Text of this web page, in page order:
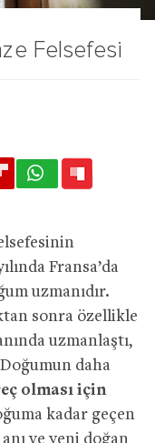
Felsefesi
Fransa’da
uzmanıdır.
sonra özellikle
uzmanlaştı,
Doğumun daha
olması için
kadar geçen